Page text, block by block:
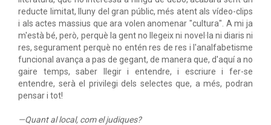
reducte limitat, lluny del gran públic, més atent als vídeo-clips
i als actes massius que ara volen anomenar "cultura". A mi ja
m'està bé, però, perquè la gent no llegeix ni novel·la ni diaris ni
res, segurament perquè no entén res de res i l'analfabetisme
funcional avança a pas de gegant, de manera que, d'aquí a no
gaire temps, saber llegir i entendre, i escriure i fer-se
entendre, serà el privilegi dels selectes que, a més, podran
pensar i tot!
—Quant al local, com el judiques?